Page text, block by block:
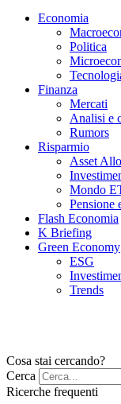
Economia
Politica
Finanza
Mercati
Analisi e
Rumors
Risparmio
Asset
Mondo
Pensione
Flash Economia
K Briefing
Green Economy
ESG
Trends
Cosa stai cercando?
Cerca
Ricerche frequenti